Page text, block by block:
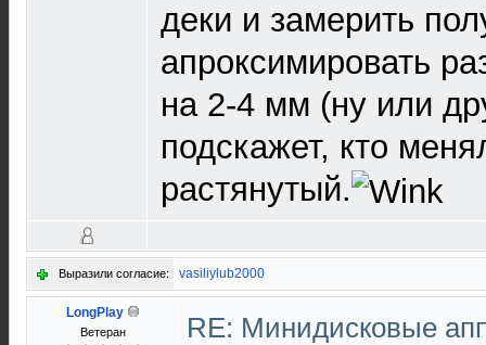
деки и замерить
апроксимировать
на 2-4 мм (ну или
подскажет, кто
растянутый.
Выразили согласие: vasiliylub2000
LongPlay
Ветеран
RE: Минидисковые